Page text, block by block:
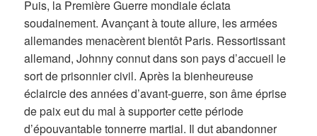
Puis, la Première Guerre mondiale éclata
soudainement. Avançant à toute allure, les armées
allemandes menacèrent bientôt Paris. Ressortissant
allemand, Johnny connut dans son pays d’accueil le
sort de prisonnier civil. Après la bienheureuse
éclaircie des années d’avant-guerre, son âme éprise
de paix eut du mal à supporter cette période
d’épouvantable tonnerre martial. Il dut abandonner